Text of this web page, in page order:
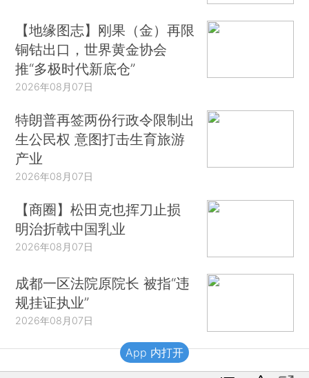
【地缘图志】刚果（金）再限
铜钴出口，世界黄金协会
推“多极时代新底仓”
2026年08月07日
特朗普再签两份行政令限制出
生公民权 意图打击生育旅游
产业
2026年08月07日
【商圈】松田克也挥刀止损
明治折戟中国乳业
2026年08月07日
成都一区法院原院长 被指“违
规挂证执业”
2026年08月07日
App 内打开